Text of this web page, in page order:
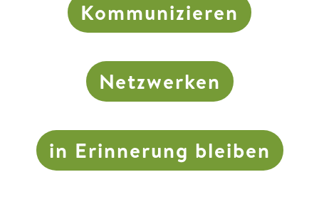
Kommunizieren
Netzwerken
in Erinnerung bleiben